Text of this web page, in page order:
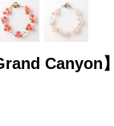
Canyon】